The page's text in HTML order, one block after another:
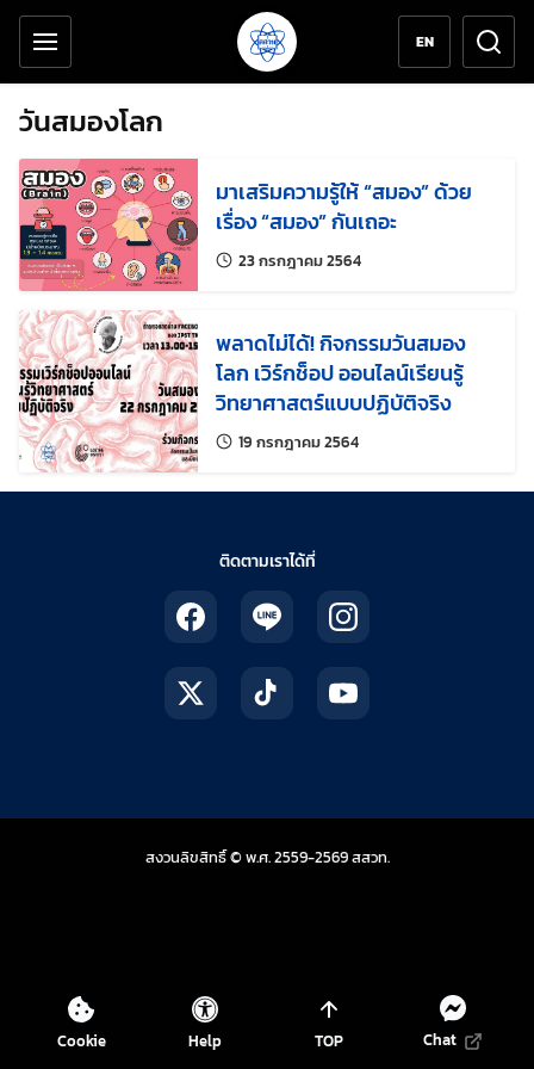
ข้ามไปยังเนื้อหาหลัก
เครื่องมือช่วยเหลือ
EN
วันสมองโลก
มาเสริมความรู้ให้ “สมอง” ด้วย
เรื่อง “สมอง” กันเถอะ
23 กรกฎาคม 2564แก้ไขล่าสุดเมื่อ:
พลาดไม่ได้! กิจกรรมวันสมอง
โลก เวิร์กช็อป ออนไลน์เรียนรู้
วิทยาศาสตร์แบบปฏิบัติจริง
19 กรกฎาคม 2564แก้ไขล่าสุดเมื่อ:
ติดตามเราได้ที่
สงวนลิขสิทธิ์ © พ.ศ. 2559-2569สสวท.สถาบันส่งเสริมการสอ
Cookie Help TOP Chat